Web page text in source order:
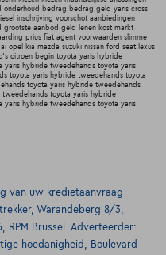
onderhoud bedrag bedrag geld yaris cross
inschrijving voorschot aanbiedingen
grootste aanbod geld lenen kost markt
prius fiat agent voorwaarden slimme
opel kia mazda suzuki nissan ford seat lexus
citroen begin toyota yaris hybride
hybride tweedehands toyota yaris
toyota yaris hybride tweedehands toyota
toyota yaris hybride tweedehands
toyota yaris hybride
hybride tweedehands toyota yaris
van uw kredietaanvraag
Warandeberg 8/3,
RPM Brussel. Adverteerder:
hoedanigheid, Boulevard